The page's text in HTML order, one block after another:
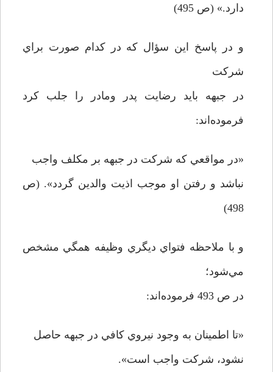
دارد.» (ص 495)
و در پاسخ اين سؤال که در کدام صورت براي
شرکت
در جبهه بايد رضايت پدر ومادر را جلب کرد
فرموده‌اند:
«در مواقعي که شرکت در جبهه بر مکلف واجب
نباشد و رفتن او موجب اذيت والدين گردد». (ص
498)
و با ملاحظه فتواي ديگري وظيفه همگي مشخص
مي‌شود؛
در ص 493 فرموده‌اند:
«تا اطمينان به وجود نيروي کافي در جبهه حاصل
نشود، شرکت واجب است».